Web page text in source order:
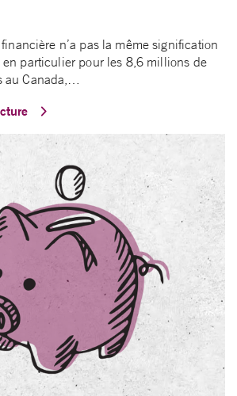
n’a pas la même signification
particulier pour les 8,6 millions de
Canada,…